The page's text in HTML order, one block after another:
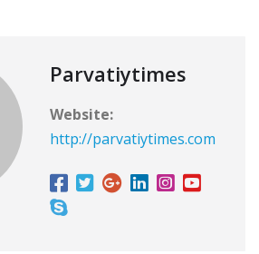
Parvatiytimes
Website:
http://parvatiytimes.com